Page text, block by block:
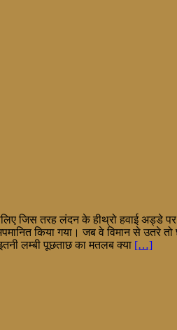
जिस तरह लंदन के हीथ्रो हवाई
किया गया। जब वे विमान से उतरे
लम्बी पूछताछ का मतलब क्या […]